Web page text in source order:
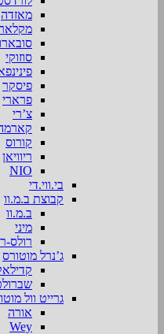
מאזדה
סוזוקי
פיסקר
פרארי
צ’רי
קורוס
ריוויאן
NIO
בי.ווי.די
קבוצת ב.מ.וו
ב.מ.וו
מיני
רולס-
ג’נרל מוטורס
גרייט וול
אורה
Wey